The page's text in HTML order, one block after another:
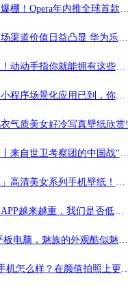
年内推全球首款“游戏浏览器”：畅玩体验感十足!
价值日益凸显 华为乐视忙布局国内落子海外!
动手指你就能拥有这些千万级超跑!
序场景化应用已到，你准备好了吗？!
气质美女好冷写真壁纸欣赏!
自世卫考察团的中国战“疫”一线观察!
清美女系列手机壁纸！换个壁纸换种心情!
越来越重，我们是否低估了轻量应用？!
电脑，魅族的外观酷似魅蓝手机!
怎么样？在颜值拍照上更注重用户体验!